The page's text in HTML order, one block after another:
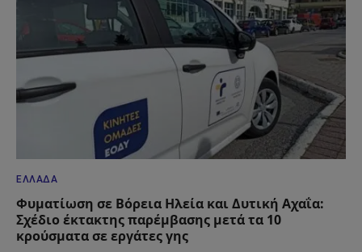
ΕΛΛΆΔΑ
Φυματίωση σε Βόρεια Ηλεία και Δυτική Αχαΐα:
Σχέδιο έκτακτης παρέμβασης μετά τα 10
κρούσματα σε εργάτες γης